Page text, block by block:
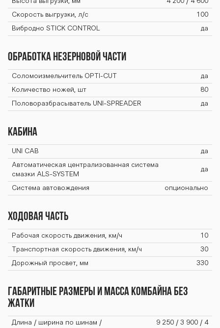
Скорость выгрузки, л/с 100
Вибродно STICK CONTROL да
Обработка незерновой части
Соломоизмельчитель OPTI-CUT да
Количество ножей, шт 80
Половоразбрасыватель UNI-SPREADER да
Кабина
UNI CAB да
Автоматическая централизованная система
смазки ALS-SYSTEM
да
Система автовождения опционально
Ходовая часть
Рабочая скорость движения, км/ч 10
Транспортная скорость движения, км/ч 30
Дорожный просвет, мм 330
Габаритные размеры и масса комбайна без
жатки
Длина / ширина по шинам /
9 250 / 3 900 / 4